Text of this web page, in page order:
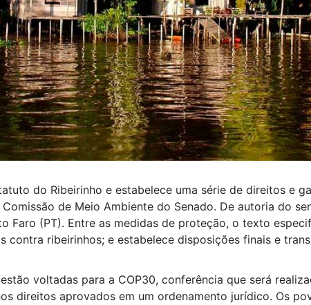
do Ribeirinho e estabelece uma série de direitos e
de Meio Ambiente do Senado. De autoria do
Faro (PT). Entre as medidas de proteção, o texto
contra ribeirinhos; e estabelece disposições finais e
voltadas para a COP30, conferência que será
direitos aprovados em um ordenamento jurídico. Os